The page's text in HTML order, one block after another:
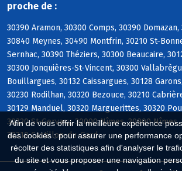
Afin de vous offrir la meilleure expérience
des cookies : pour assurer une performance
récolter des statistiques afin d'analyser le
du site et vous proposer une navigation
proche de :
30390 Aramon, 30300 Comps, 30390
30840 Meynes, 30490 Montfrin, 30210 St-
Sernhac, 30390 Théziers, 30300 Beaucaire,
30300 Jonquières-St-Vincent, 30300
Bouillargues, 30132 Caissargues, 30128
30230 Rodilhan, 30320 Bezouce, 30210
30129 Manduel, 30320 Marguerittes, 30320
30320 St-Gervasy, 30000 Nîmes, 30900
30210 Castillon-du-Gard